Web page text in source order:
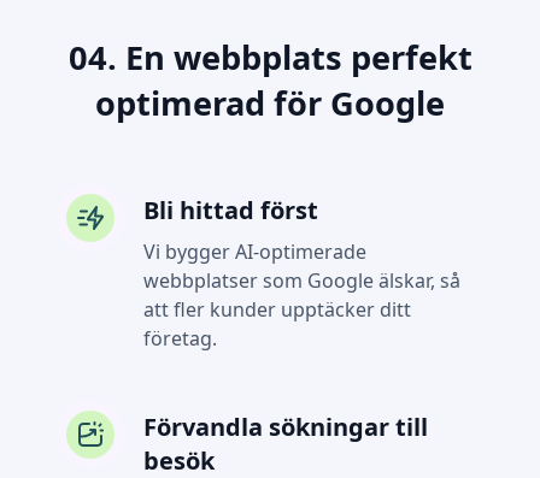
04. En webbplats perfekt
optimerad för Google
Bli hittad först
Vi bygger AI-optimerade
webbplatser som Google älskar, så
att fler kunder upptäcker ditt
företag.
Förvandla sökningar till
besök